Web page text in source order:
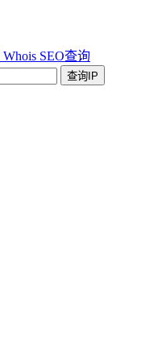
Whois SEO查询
查询IP